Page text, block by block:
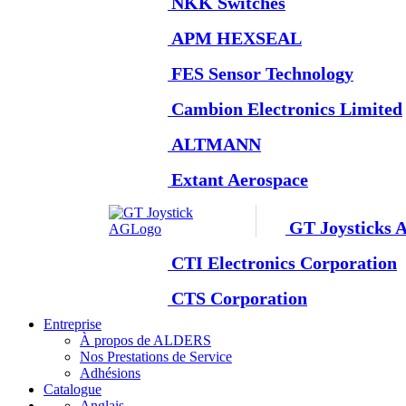
APM HEXSEAL
FES Sensor Technology
Cambion Electronics Limited
ALTMANN
Extant Aerospace
GT Joysticks
CTI Electronics Corporation
CTS Corporation
Entreprise
À propos de ALDERS
Nos Prestations de Service
Adhésions
Catalogue